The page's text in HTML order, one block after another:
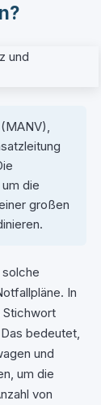
die
großen
solche
In
Stichwort
bedeutet,
und
um die
von